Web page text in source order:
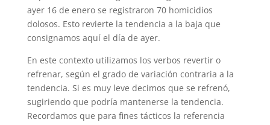
ayer 16 de enero se registraron 70 homicidios
dolosos. Esto revierte la tendencia a la baja que
consignamos aquí el día de ayer.
En este contexto utilizamos los verbos revertir o
refrenar, según el grado de variación contraria a la
tendencia. Si es muy leve decimos que se refrenó,
sugiriendo que podría mantenerse la tendencia.
Recordamos que para fines tácticos la referencia